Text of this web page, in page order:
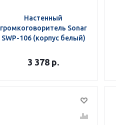
Настенный
громкоговоритель Sonar
SWP-106 (корпус белый)
3 378 р.